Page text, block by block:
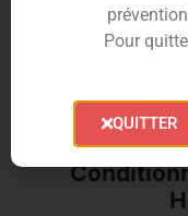
Alors, préparez-
sensations
Ajoutez-le à vos
afin de vous créer
Pour
QUITTER